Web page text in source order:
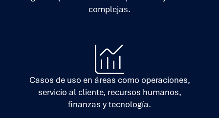
complejas.
Casos de uso en áreas como operaciones,
servicio al cliente, recursos humanos,
finanzas y tecnología.